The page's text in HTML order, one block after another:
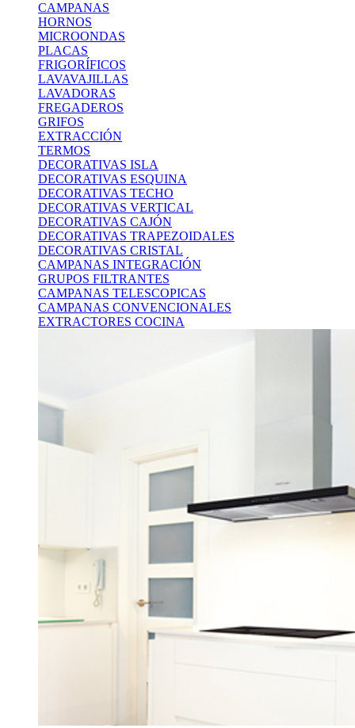
CAMPANAS
HORNOS
MICROONDAS
PLACAS
FRIGORÍFICOS
LAVAVAJILLAS
LAVADORAS
FREGADEROS
GRIFOS
EXTRACCIÓN
TERMOS
DECORATIVAS ISLA
DECORATIVAS ESQUINA
DECORATIVAS TECHO
DECORATIVAS VERTICAL
DECORATIVAS CAJÓN
DECORATIVAS TRAPEZOIDALES
DECORATIVAS CRISTAL
CAMPANAS INTEGRACIÓN
GRUPOS FILTRANTES
CAMPANAS TELESCOPICAS
CAMPANAS CONVENCIONALES
EXTRACTORES COCINA